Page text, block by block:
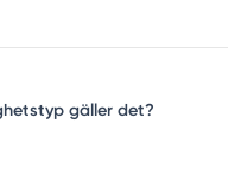
gäller det?